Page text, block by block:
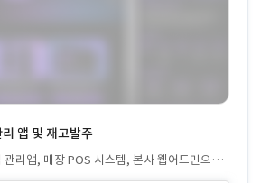
앱 및 재고발주
리앱, 매장 POS 시스템, 본사 웹어드민으로
·결제·정산·운영·발주·세금을 관리할수 있